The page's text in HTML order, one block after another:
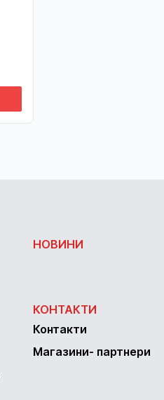
НОВИНИ
КОНТАКТИ
Контакти
Магазини- партнери